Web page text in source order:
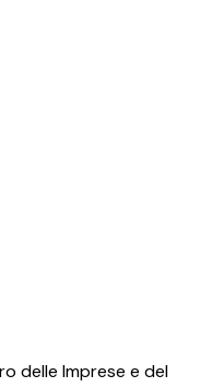
delle Imprese e del